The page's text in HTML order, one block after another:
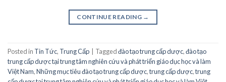
CONTINUE READING →
Posted in Tin Tức, Trung Cấp Taggedđào tạo trung cấp dược,đào tạo
trung cấp dược tại trung tâm nghiên cứu và phát triển giáo dục học và làm
Việt Nam,Những mục tiêu đào tạo trung cấp dược,trung cấp dược,trung